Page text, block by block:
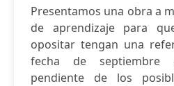
Presentamos una obra a
de aprendizaje para
opositar tengan una
fecha de septiembre
pendiente de los